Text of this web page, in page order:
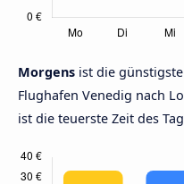
Morgens ist die
Flughafen Venedig nach
ist die teuerste Zeit des